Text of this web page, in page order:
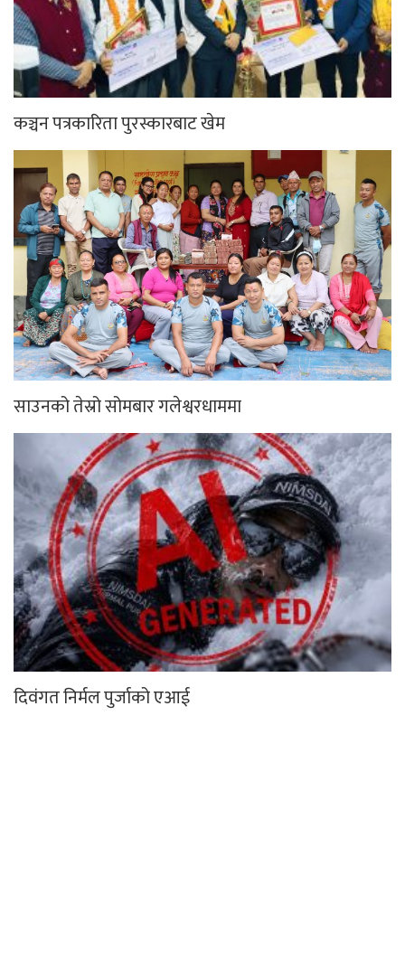
कञ्चन पत्रकारिता पुरस्कारबाट खेम
साउनको तेस्रो सोमबार गलेश्वरधाममा
दिवंगत निर्मल पुर्जाको एआई